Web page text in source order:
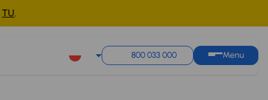
TU.
800 033 000 Menu